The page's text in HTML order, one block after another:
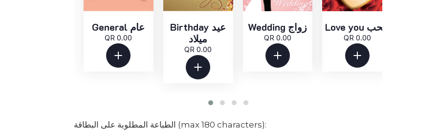
General عام
QR 0.00
Birthday عيد
ميلاد
QR 0.00
Wedding زواج
QR 0.00
Love you للحب
QR 0.00
الطباعة المطلوبة على البطاقة (max 180 characters):